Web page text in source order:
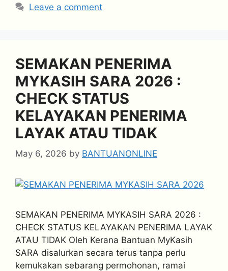
Leave a comment
SEMAKAN PENERIMA
MYKASIH SARA 2026 :
CHECK STATUS
KELAYAKAN PENERIMA
LAYAK ATAU TIDAK
May 6, 2026 by BANTUANONLINE
SEMAKAN PENERIMA MYKASIH SARA 2026 :
CHECK STATUS KELAYAKAN PENERIMA LAYAK
ATAU TIDAK Oleh Kerana Bantuan MyKasih
SARA disalurkan secara terus tanpa perlu
kemukakan sebarang permohonan, ramai